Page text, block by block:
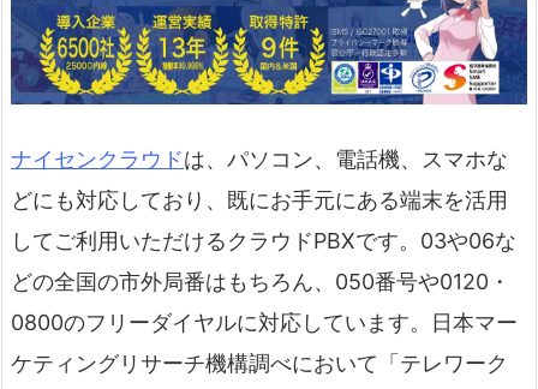
ナイセンクラウドは、パソコン、電話機、スマホな
どにも対応しており、既にお手元にある端末を活用
してご利用いただけるクラウドPBXです。03や06な
どの全国の市外局番はもちろん、050番号や0120・
0800のフリーダイヤルに対応しています。日本マー
ケティングリサーチ機構調べにおいて「テレワーク